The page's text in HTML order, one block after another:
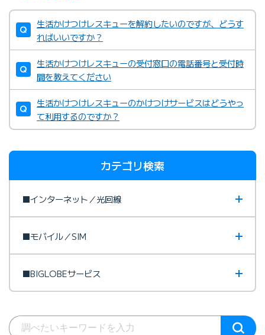
生活かけつけレスキューを解約したいのですが、どうす
ればいいですか？
生活かけつけレスキューの受付窓口の電話番号と受付時
間を教えてください
生活かけつけレスキューのかけつけサービスはどうやっ
て利用するのですか？
カテゴリ検索
■インターネット／光回線
■モバイル／SIM
■BIGLOBEサービス